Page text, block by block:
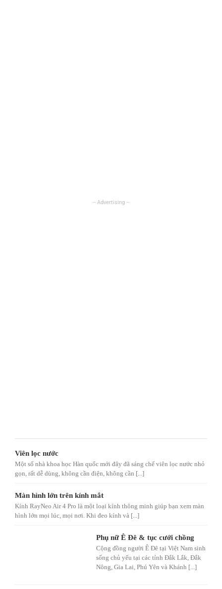
Viên lọc nước
Một số nhà khoa học Hàn quốc mới đây đã sáng chế viên lọc nước nhỏ
gọn, rất dễ dùng, không cần điện, không cần [...]
Màn hình lớn trên kính mắt
Kính RayNeo Air 4 Pro là một loại kính thông minh giúp bạn xem màn
hình lớn mọi lúc, mọi nơi. Khi đeo kính và [...]
Phụ nữ Ê Đê & tục cưới chồng
Cộng đồng người Ê Đê tại Việt Nam sinh
sống chủ yếu tại các tỉnh Đắk Lắk, Đắk
Nông, Gia Lai, Phú Yên và Khánh [...]